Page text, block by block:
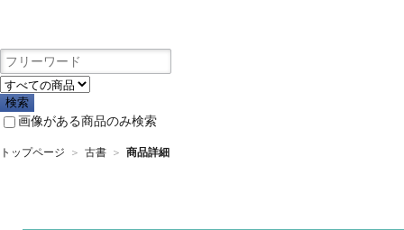
画像がある商品のみ検索
トップページ ＞ 古書 ＞ 商品詳細